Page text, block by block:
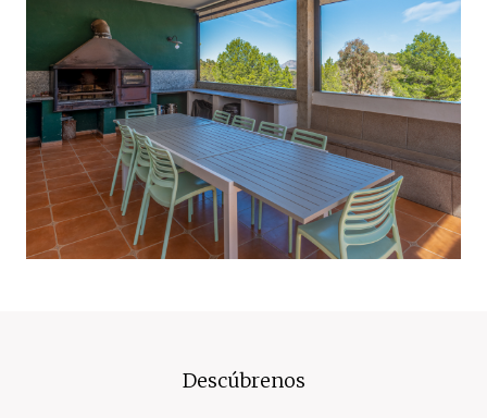
Descúbrenos